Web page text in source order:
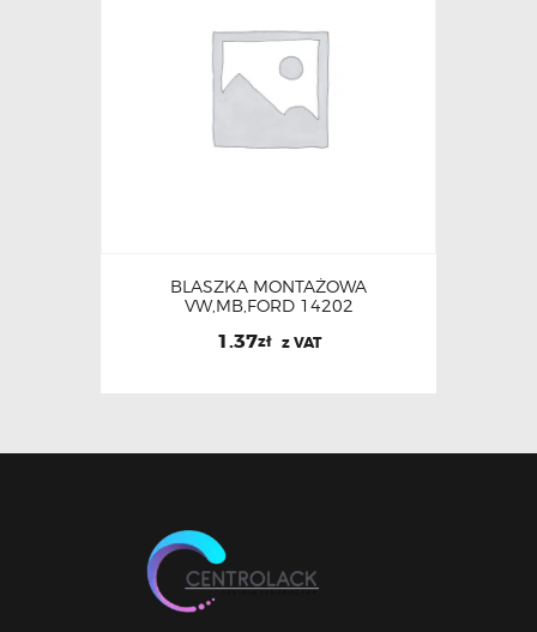
BLASZKA MONTAŻOWA
VW,MB,FORD 14202
1.37zł z VAT